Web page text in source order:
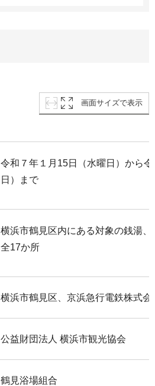
画面サイズで表示
令和７年１月15日（水曜日）から
日）まで
横浜市鶴見区内にある対象の銭湯
全17か所
横浜市鶴見区、京浜急行電鉄株式会
公益財団法人 横浜市観光協会
鶴見浴場組合